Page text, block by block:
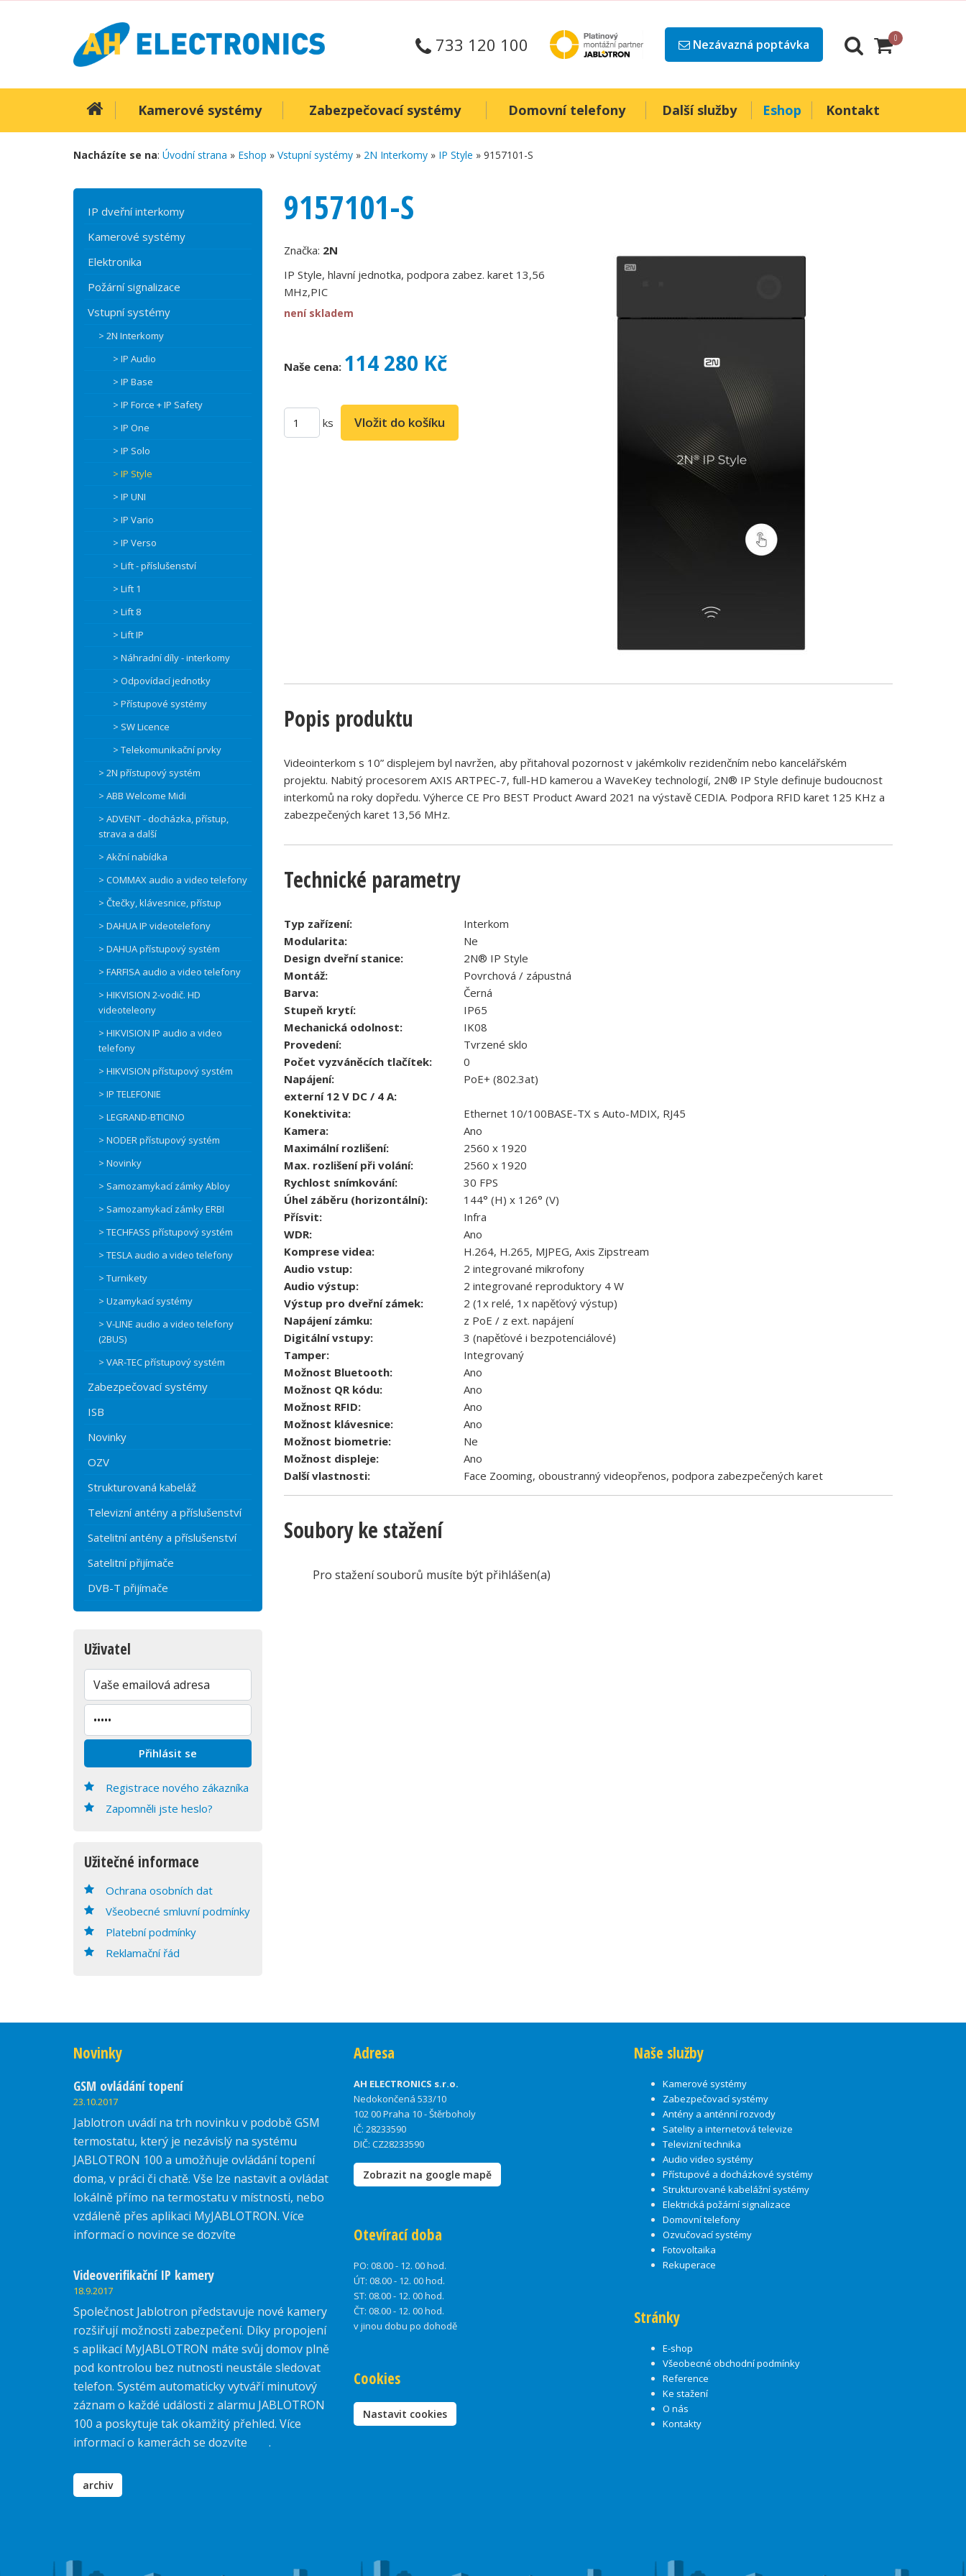
733 120 100 Nezávazná poptávka 0
Kamerové systémy Zabezpečovací systémy Domovní telefony Další služby Eshop Kontakt
Nacházíte se na: Úvodní strana » Eshop » Vstupní systémy » 2N Interkomy » IP Style » 9157101-S
IP dveřní interkomy
Kamerové systémy
Elektronika
Požární signalizace
Vstupní systémy
> 2N Interkomy
> IP Audio
> IP Base
> IP Force + IP Safety
> IP One
> IP Solo
> IP Style
> IP UNI
> IP Vario
> IP Verso
> Lift - příslušenství
> Lift 1
> Lift 8
> Lift IP
> Náhradní díly - interkomy
> Odpovídací jednotky
> Přístupové systémy
> SW Licence
> Telekomunikační prvky
> 2N přístupový systém
> ABB Welcome Midi
> ADVENT - docházka, přístup,
strava a další
> Akční nabídka
> COMMAX audio a video telefony
> Čtečky, klávesnice, přístup
> DAHUA IP videotelefony
> DAHUA přístupový systém
> FARFISA audio a video telefony
> HIKVISION 2-vodič. HD
videoteleony
> HIKVISION IP audio a video
telefony
> HIKVISION přístupový systém
> IP TELEFONIE
> LEGRAND-BTICINO
> NODER přístupový systém
> Novinky
> Samozamykací zámky Abloy
> Samozamykací zámky ERBI
> TECHFASS přístupový systém
> TESLA audio a video telefony
> Turnikety
> Uzamykací systémy
> V-LINE audio a video telefony
(2BUS)
> VAR-TEC přístupový systém
Zabezpečovací systémy
ISB
Novinky
OZV
Strukturovaná kabeláž
Televizní antény a příslušenství
Satelitní antény a příslušenství
Satelitní přijímače
DVB-T přijímače
Uživatel
Registrace nového zákazníka
Zapomněli jste heslo?
Užitečné informace
Ochrana osobních dat
Všeobecné smluvní podmínky
Platební podmínky
Reklamační řád
9157101-S
Značka: 2N
IP Style, hlavní jednotka, podpora zabez. karet 13,56
MHz,PIC
není skladem
Naše cena: 114 280 Kč
ks
Popis produktu
Videointerkom s 10” displejem byl navržen, aby přitahoval pozornost v jakémkoliv rezidenčním nebo kancelářském
projektu. Nabitý procesorem AXIS ARTPEC-7, full-HD kamerou a WaveKey technologií, 2N® IP Style definuje budoucnost
interkomů na roky dopředu. Výherce CE Pro BEST Product Award 2021 na výstavě CEDIA. Podpora RFID karet 125 KHz a
zabezpečených karet 13,56 MHz.
Technické parametry
Typ zařízení:
Interkom
Modularita:
Ne
Design dveřní stanice:
2N® IP Style
Montáž:
Povrchová / zápustná
Barva:
Černá
Stupeň krytí:
IP65
Mechanická odolnost:
IK08
Provedení:
Tvrzené sklo
Počet vyzváněcích tlačítek:
0
Napájení:
PoE+ (802.3at)
externí 12 V DC / 4 A:
Konektivita:
Ethernet 10/100BASE-TX s Auto-MDIX, RJ45
Kamera:
Ano
Maximální rozlišení:
2560 x 1920
Max. rozlišení při volání:
2560 x 1920
Rychlost snímkování:
30 FPS
Úhel záběru (horizontální):
144° (H) x 126° (V)
Přísvit:
Infra
WDR:
Ano
Komprese videa:
H.264, H.265, MJPEG, Axis Zipstream
Audio vstup:
2 integrované mikrofony
Audio výstup:
2 integrované reproduktory 4 W
Výstup pro dveřní zámek:
2 (1x relé, 1x napěťový výstup)
Napájení zámku:
z PoE / z ext. napájení
Digitální vstupy:
3 (napěťové i bezpotenciálové)
Tamper:
Integrovaný
Možnost Bluetooth:
Ano
Možnost QR kódu:
Ano
Možnost RFID:
Ano
Možnost klávesnice:
Ano
Možnost biometrie:
Ne
Možnost displeje:
Ano
Další vlastnosti:
Face Zooming, oboustranný videopřenos, podpora zabezpečených karet
Soubory ke stažení
Pro stažení souborů musíte být přihlášen(a)
Novinky
GSM ovládání topení
23.10.2017
Jablotron uvádí na trh novinku v podobě GSM
termostatu, který je nezávislý na systému
JABLOTRON 100 a umožňuje ovládání topení
doma, v práci či chatě. Vše lze nastavit a ovládat
lokálně přímo na termostatu v místnosti, nebo
vzdáleně přes aplikaci MyJABLOTRON. Více
informací o novince se dozvíte
Videoverifikační IP kamery
18.9.2017
Společnost Jablotron představuje nové kamery
rozšiřují možnosti zabezpečení. Díky propojení
s aplikací MyJABLOTRON máte svůj domov plně
pod kontrolou bez nutnosti neustále sledovat
telefon. Systém automaticky vytváří minutový
záznam o každé události z alarmu JABLOTRON
100 a poskytuje tak okamžitý přehled. Více
informací o kamerách se dozvíte
.
archiv
Adresa
AH ELECTRONICS s.r.o.
Nedokončená 533/10
102 00 Praha 10 - Štěrboholy
IČ: 28233590
DIČ: CZ28233590
Zobrazit na google mapě
Otevírací doba
PO: 08.00 - 12. 00 hod.
ÚT: 08.00 - 12. 00 hod.
ST: 08.00 - 12. 00 hod.
ČT: 08.00 - 12. 00 hod.
v jinou dobu po dohodě
Cookies
Nastavit cookies
Naše služby
Kamerové systémy
Zabezpečovací systémy
Antény a anténní rozvody
Satelity a internetová televize
Televizní technika
Audio video systémy
Přístupové a docházkové systémy
Strukturované kabelážní systémy
Elektrická požární signalizace
Domovní telefony
Ozvučovací systémy
Fotovoltaika
Rekuperace
Stránky
E-shop
Všeobecné obchodní podmínky
Reference
Ke stažení
O nás
Kontakty